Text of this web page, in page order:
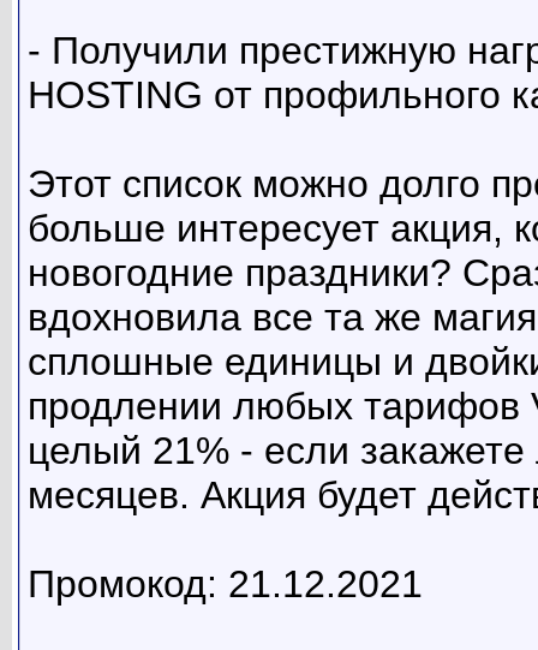
- Получили престижную
HOSTING от профильного
Этот список можно долго
больше интересует акция,
новогодние праздники?
вдохновила все та же
сплошные единицы и
продлении любых тарифов
целый 21% - если
месяцев. Акция будет
Промокод: 21.12.2021